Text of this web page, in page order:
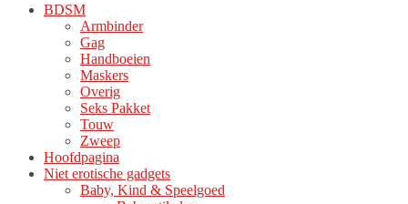
BDSM
Armbinder
Gag
Handboeien
Maskers
Overig
Seks Pakket
Touw
Zweep
Hoofdpagina
Niet erotische gadgets
Baby, Kind & Speelgoed